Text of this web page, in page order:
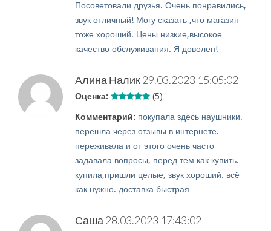
Посоветовали друзья. Очень понравились,
звук отличный! Могу сказать ,что магазин
тоже хороший. Цены низкие,высокое
качество обслуживания. Я доволен!
Алина Налик29.03.2023 15:05:02
Оценка: (5)
Комментарий: покупала здесь наушники.
перешла через отзывы в интернете.
переживала и от этого очень часто
задавала вопросы, перед тем как купить.
купила,пришли целые, звук хороший. всё
как нужно. доставка быстрая
Саша 28.03.2023 17:43:02